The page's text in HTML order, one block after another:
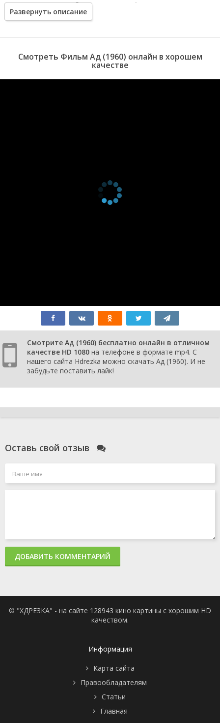
угрызениями совести Сиро решает во всём сознаться, но по
дороге в полицейский участок их с Юкико такси попадает в
аварию, и девушка гибнет.
Развернуть описание
Смотреть Фильм Ад (1960) онлайн в хорошем
качестве
Смотрите Ад (1960) бесплатно онлайн в отличном
качестве HD 1080 на телефоне в формате mp4. С
нашего сайта Hdrezka можно скачать Ад (1960). И не
забудьте поставить лайк!
Оставь свой отзыв
ДОБАВИТЬ КОММЕНТАРИЙ
© "ХДРЕЗКА" - на сайте 128943 кино картины с хорошим HD
качеством.
Информация
Карта сайта
Правообладателям
Статьи
Главная